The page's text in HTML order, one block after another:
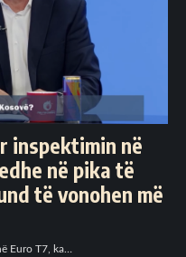
inspektimin në
në pika të
të vonohen më
Euro T7, ka…